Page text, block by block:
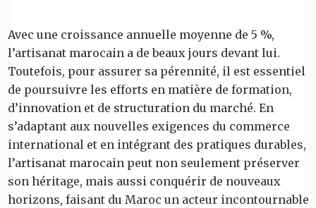
Avec une croissance annuelle moyenne de 5 %,
l’artisanat marocain a de beaux jours devant lui.
Toutefois, pour assurer sa pérennité, il est essentiel
de poursuivre les efforts en matière de formation,
d’innovation et de structuration du marché. En
s’adaptant aux nouvelles exigences du commerce
international et en intégrant des pratiques durables,
l’artisanat marocain peut non seulement préserver
son héritage, mais aussi conquérir de nouveaux
horizons, faisant du Maroc un acteur incontournable